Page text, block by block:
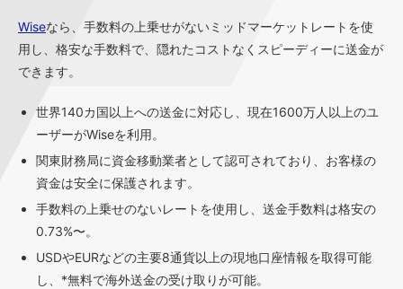
Wiseなら、手数料の上乗せがないミッドマーケットレートを使
用し、格安な手数料で、隠れたコストなくスピーディーに送金が
できます。
世界140カ国以上への送金に対応し、現在1600万人以上のユ
ーザーがWiseを利用。
関東財務局に資金移動業者として認可されており、お客様の
資金は安全に保護されます。
手数料の上乗せのないレートを使用し、送金手数料は格安の
0.73%〜。
USDやEURなどの主要8通貨以上の現地口座情報を取得可能
し、*無料で海外送金の受け取りが可能。